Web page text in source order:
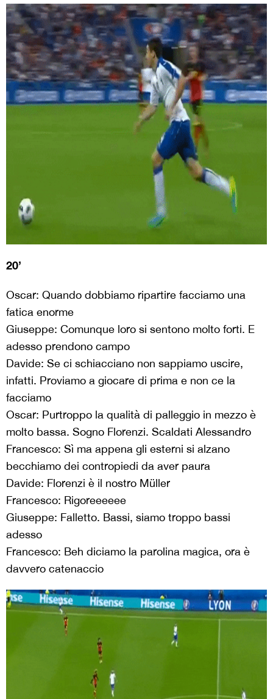
20’
Oscar: Quando dobbiamo ripartire facciamo una
fatica enorme
Giuseppe: Comunque loro si sentono molto forti. E
adesso prendono campo
Davide: Se ci schiacciano non sappiamo uscire,
infatti. Proviamo a giocare di prima e non ce la
facciamo
Oscar: Purtroppo la qualità di palleggio in mezzo è
molto bassa. Sogno Florenzi. Scaldati Alessandro
Francesco: Sì ma appena gli esterni si alzano
becchiamo dei contropiedi da aver paura
Davide: Florenzi è il nostro Müller
Francesco: Rigoreeeeee
Giuseppe: Falletto. Bassi, siamo troppo bassi
adesso
Francesco: Beh diciamo la parolina magica, ora è
davvero catenaccio